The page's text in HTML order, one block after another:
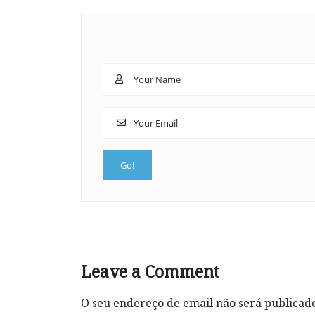
Leave a Comment
O seu endereço de email não será